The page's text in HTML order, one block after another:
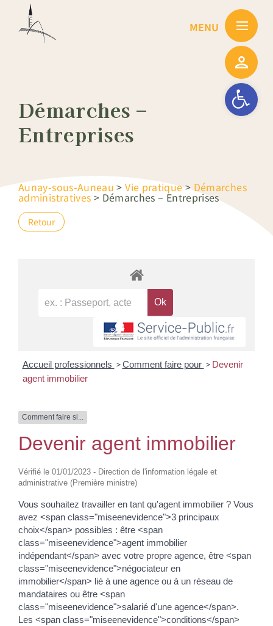
Ouvrir la
Démarches –
Entreprises
Aunay-sous-Auneau >Vie pratique>Démarches
administratives > Démarches – Entreprises
Retour
Accueil professionnels > Comment faire pour > Devenir
agent immobilier
Comment faire si...
Devenir agent immobilier
Vérifié le 01/01/2023 - Direction de l'information légale et
administrative (Première ministre)
Vous souhaitez travailler en tant qu'agent immobilier ? Vous
avez <span class="miseenevidence">3 principaux
choix</span> possibles : être <span
class="miseenevidence">agent immobilier
indépendant</span> avec votre propre agence, être <span
class="miseenevidence">négociateur en
immobilier</span> lié à une agence ou à un réseau de
mandataires ou être <span
class="miseenevidence">salarié d'une agence</span>.
Les <span class="miseenevidence">conditions</span>